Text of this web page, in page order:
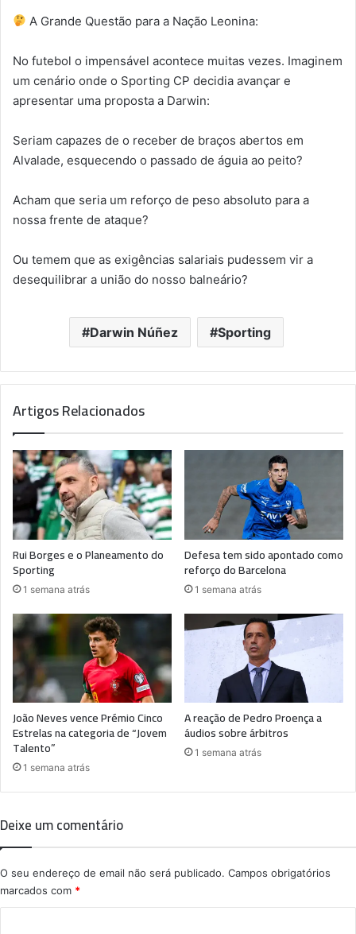
A Grande Questão para a Nação Leonina:
​No futebol o impensável acontece muitas vezes. Imaginem
um cenário onde o Sporting CP decidia avançar e
apresentar uma proposta a Darwin:
​Seriam capazes de o receber de braços abertos em
Alvalade, esquecendo o passado de águia ao peito?
​Acham que seria um reforço de peso absoluto para a
nossa frente de ataque?
​Ou temem que as exigências salariais pudessem vir a
desequilibrar a união do nosso balneário?
Darwin Núñez Sporting
Artigos Relacionados
Rui Borges e o Planeamento do
Sporting
1 semana atrás
Defesa tem sido apontado como
reforço do Barcelona
1 semana atrás
João Neves vence Prémio Cinco
Estrelas na categoria de “Jovem
Talento”
1 semana atrás
A reação de Pedro Proença a
áudios sobre árbitros
1 semana atrás
Deixe um comentário
O seu endereço de email não será publicado. Campos obrigatórios
marcados com *